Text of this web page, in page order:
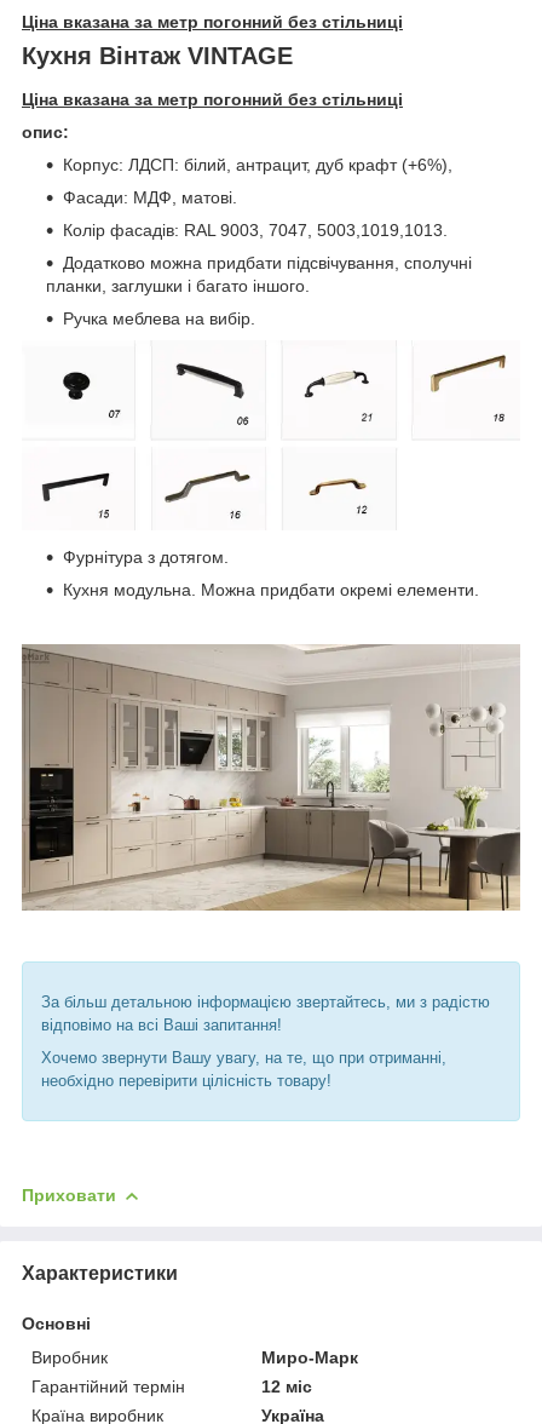
Ціна вказана за метр погонний без стільниці
Кухня Вінтаж VINTAGE
Ціна вказана за метр погонний без стільниці
опис:
Корпус: ЛДСП: білий, антрацит, дуб крафт (+6%),
Фасади: МДФ, матові.
Колір фасадів: RAL 9003, 7047, 5003,1019,1013.
Додатково можна придбати підсвічування, сполучні
планки, заглушки і багато іншого.
Ручка меблева на вибір.
Фурнітура з дотягом.
Кухня модульна. Можна придбати окремі елементи.
За більш детальною інформацією звертайтесь, ми з радістю
відповімо на всі Ваші запитання!
Хочемо звернути Вашу увагу, на те, що при отриманні,
необхідно перевірити цілісність товару!
Приховати
Характеристики
Основні
Виробник
Миро-Марк
Гарантійний термін
12 міс
Країна виробник
Україна